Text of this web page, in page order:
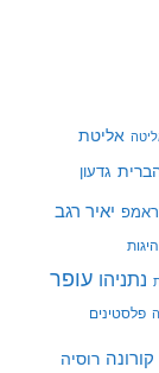
אליטת
גדעון
יאיר רגב
נתניהו עופר
פלסטינים
קורונה רוסיה